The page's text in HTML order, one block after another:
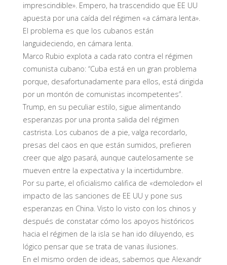
imprescindible». Empero, ha trascendido que EE UU
apuesta por una caída del régimen «a cámara lenta».
El problema es que los cubanos están
languideciendo, en cámara lenta.
Marco Rubio explota a cada rato contra el régimen
comunista cubano: “Cuba está en un gran problema
porque, desafortunadamente para ellos, está dirigida
por un montón de comunistas incompetentes”.
Trump, en su peculiar estilo, sigue alimentando
esperanzas por una pronta salida del régimen
castrista. Los cubanos de a pie, valga recordarlo,
presas del caos en que están sumidos, prefieren
creer que algo pasará, aunque cautelosamente se
mueven entre la expectativa y la incertidumbre.
Por su parte, el oficialismo califica de «demoledor» el
impacto de las sanciones de EE UU y pone sus
esperanzas en China. Visto lo visto con los chinos y
después de constatar cómo los apoyos históricos
hacia el régimen de la isla se han ido diluyendo, es
lógico pensar que se trata de vanas ilusiones.
En el mismo orden de ideas, sabemos que Alexandr